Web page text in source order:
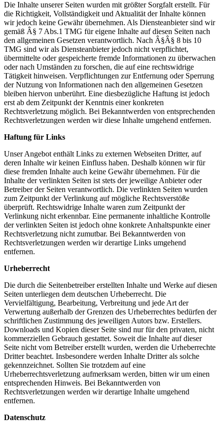
Die Inhalte unserer Seiten wurden mit größter Sorgfalt erstellt. Für
die Richtigkeit, Vollständigkeit und Aktualität der Inhalte können
wir jedoch keine Gewähr übernehmen. Als Diensteanbieter sind wir
gemäß Â§ 7 Abs.1 TMG für eigene Inhalte auf diesen Seiten nach
den allgemeinen Gesetzen verantwortlich. Nach Â§Â§ 8 bis 10
TMG sind wir als Diensteanbieter jedoch nicht verpflichtet,
übermittelte oder gespeicherte fremde Informationen zu überwachen
oder nach Umständen zu forschen, die auf eine rechtswidrige
Tätigkeit hinweisen. Verpflichtungen zur Entfernung oder Sperrung
der Nutzung von Informationen nach den allgemeinen Gesetzen
bleiben hiervon unberührt. Eine diesbezügliche Haftung ist jedoch
erst ab dem Zeitpunkt der Kenntnis einer konkreten
Rechtsverletzung möglich. Bei Bekanntwerden von entsprechenden
Rechtsverletzungen werden wir diese Inhalte umgehend entfernen.
Haftung für Links
Unser Angebot enthält Links zu externen Webseiten Dritter, auf
deren Inhalte wir keinen Einfluss haben. Deshalb können wir für
diese fremden Inhalte auch keine Gewähr übernehmen. Für die
Inhalte der verlinkten Seiten ist stets der jeweilige Anbieter oder
Betreiber der Seiten verantwortlich. Die verlinkten Seiten wurden
zum Zeitpunkt der Verlinkung auf mögliche Rechtsverstöße
überprüft. Rechtswidrige Inhalte waren zum Zeitpunkt der
Verlinkung nicht erkennbar. Eine permanente inhaltliche Kontrolle
der verlinkten Seiten ist jedoch ohne konkrete Anhaltspunkte einer
Rechtsverletzung nicht zumutbar. Bei Bekanntwerden von
Rechtsverletzungen werden wir derartige Links umgehend
entfernen.
Urheberrecht
Die durch die Seitenbetreiber erstellten Inhalte und Werke auf diesen
Seiten unterliegen dem deutschen Urheberrecht. Die
Vervielfältigung, Bearbeitung, Verbreitung und jede Art der
Verwertung außerhalb der Grenzen des Urheberrechtes bedürfen der
schriftlichen Zustimmung des jeweiligen Autors bzw. Erstellers.
Downloads und Kopien dieser Seite sind nur für den privaten, nicht
kommerziellen Gebrauch gestattet. Soweit die Inhalte auf dieser
Seite nicht vom Betreiber erstellt wurden, werden die Urheberrechte
Dritter beachtet. Insbesondere werden Inhalte Dritter als solche
gekennzeichnet. Sollten Sie trotzdem auf eine
Urheberrechtsverletzung aufmerksam werden, bitten wir um einen
entsprechenden Hinweis. Bei Bekanntwerden von
Rechtsverletzungen werden wir derartige Inhalte umgehend
entfernen.
Datenschutz